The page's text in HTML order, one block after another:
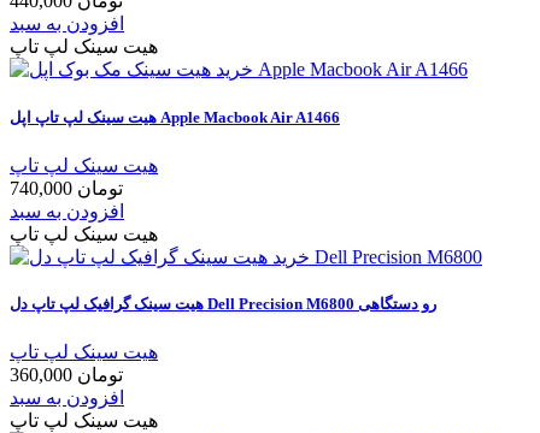
افزودن به سبد
هیت سینک لپ تاپ
هیت سینک لپ تاپ اپل Apple Macbook Air A1466
هیت سینک لپ تاپ
740,000 تومان
افزودن به سبد
هیت سینک لپ تاپ
هیت سینک گرافیک لپ تاپ دل Dell Precision M6800 رو دستگاهی
هیت سینک لپ تاپ
360,000 تومان
افزودن به سبد
هیت سینک لپ تاپ